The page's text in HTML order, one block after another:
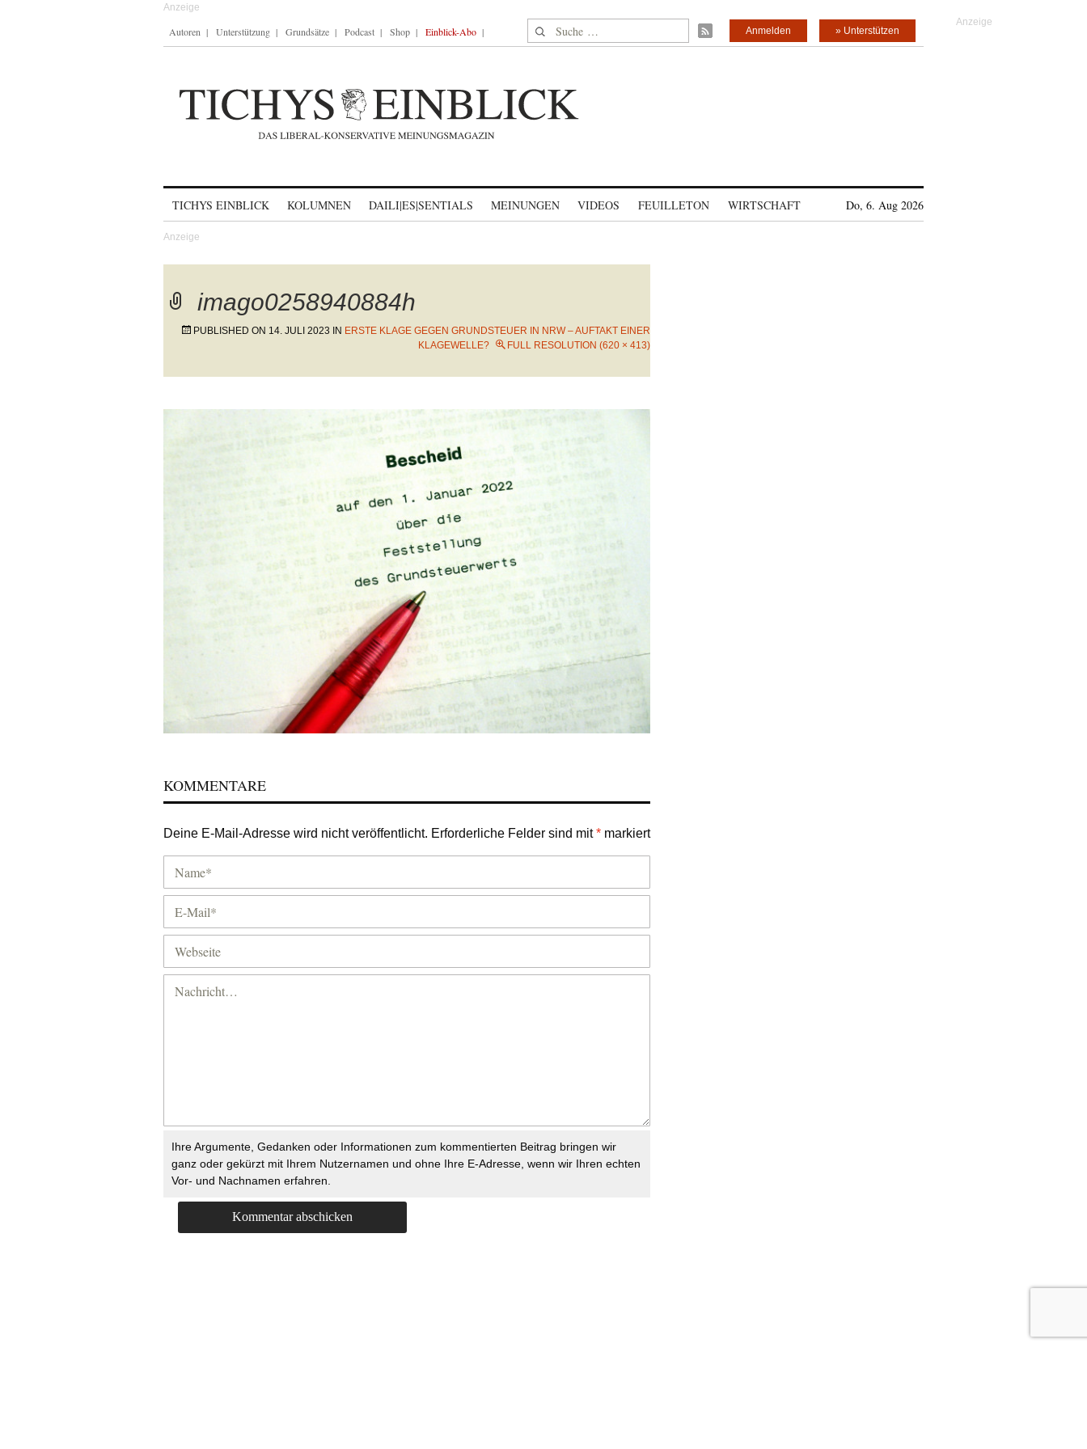
Autoren Unterstützung Grundsätze Podcast Shop Einblick-Abo Suche nach: » Unterstützen
Anmelden
TICHYS EINBLICK KOLUMNEN DAILI|ES|SENTIALS MEINUNGEN VIDEOS FEUILLETON WIRTSCHAFT Do, 6. Aug 2026
imago0258940884h
PUBLISHED ON 14. JULI 2023 IN ERSTE KLAGE GEGEN GRUNDSTEUER IN NRW – AUFTAKT EINER
KLAGEWELLE?
FULL RESOLUTION (620 × 413)
KOMMENTARE
Deine E-Mail-Adresse wird nicht veröffentlicht. Erforderliche Felder sind mit* markiert
Ihre Argumente, Gedanken oder Informationen zum kommentierten Beitrag bringen wir
ganz oder gekürzt mit Ihrem Nutzernamen und ohne Ihre E-Adresse, wenn wir Ihren echten
Vor- und Nachnamen erfahren.